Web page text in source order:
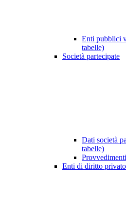
Enti pubblici
tabelle)
Società partecipate
Dati società
tabelle)
Provvedimenti
Enti di diritto